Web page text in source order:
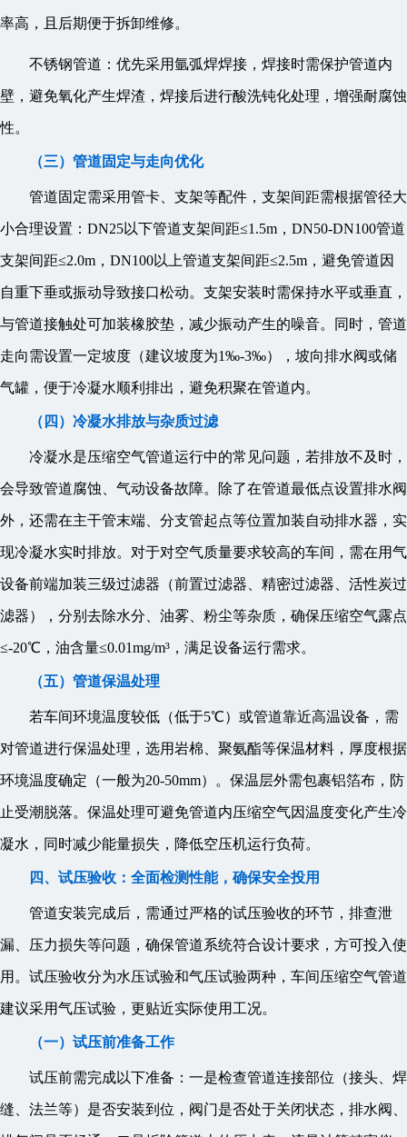
率高，且后期便于拆卸维修。
不锈钢管道：优先采用氩弧焊焊接，焊接时需保护管道内
壁，避免氧化产生焊渣，焊接后进行酸洗钝化处理，增强耐腐蚀
性。
（三）管道固定与走向优化
管道固定需采用管卡、支架等配件，支架间距需根据管径大
小合理设置：DN25以下管道支架间距≤1.5m，DN50-DN100管道
支架间距≤2.0m，DN100以上管道支架间距≤2.5m，避免管道因
自重下垂或振动导致接口松动。支架安装时需保持水平或垂直，
与管道接触处可加装橡胶垫，减少振动产生的噪音。同时，管道
走向需设置一定坡度（建议坡度为1‰-3‰），坡向排水阀或储
气罐，便于冷凝水顺利排出，避免积聚在管道内。
（四）冷凝水排放与杂质过滤
冷凝水是压缩空气管道运行中的常见问题，若排放不及时，
会导致管道腐蚀、气动设备故障。除了在管道最低点设置排水阀
外，还需在主干管末端、分支管起点等位置加装自动排水器，实
现冷凝水实时排放。对于对空气质量要求较高的车间，需在用气
设备前端加装三级过滤器（前置过滤器、精密过滤器、活性炭过
滤器），分别去除水分、油雾、粉尘等杂质，确保压缩空气露点
≤-20℃，油含量≤0.01mg/m³，满足设备运行需求。
（五）管道保温处理
若车间环境温度较低（低于5℃）或管道靠近高温设备，需
对管道进行保温处理，选用岩棉、聚氨酯等保温材料，厚度根据
环境温度确定（一般为20-50mm）。保温层外需包裹铝箔布，防
止受潮脱落。保温处理可避免管道内压缩空气因温度变化产生冷
凝水，同时减少能量损失，降低空压机运行负荷。
四、试压验收：全面检测性能，确保安全投用
管道安装完成后，需通过严格的试压验收的环节，排查泄
漏、压力损失等问题，确保管道系统符合设计要求，方可投入使
用。试压验收分为水压试验和气压试验两种，车间压缩空气管道
建议采用气压试验，更贴近实际使用工况。
（一）试压前准备工作
试压前需完成以下准备：一是检查管道连接部位（接头、焊
缝、法兰等）是否安装到位，阀门是否处于关闭状态，排水阀、